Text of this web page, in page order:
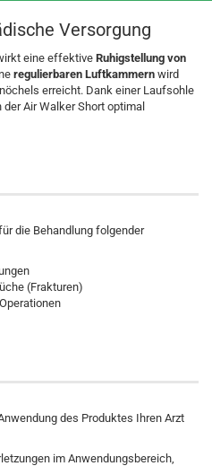
Versorgung
eine effektive Ruhigstellung von
regulierbaren Luftkammern wird
erreicht. Dank einer Laufsohle
Air Walker Short optimal
die Behandlung folgender
(Frakturen)
des Produktes Ihren Arzt
im Anwendungsbereich,